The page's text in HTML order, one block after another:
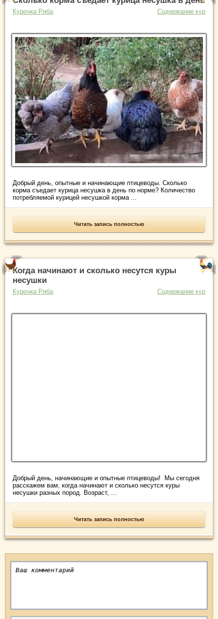
Курочка Ряба Содержание кур
Добрый день, опытные и начинающие птицеводы. Сколько
корма съедает курица несушка в день по норме? Количество
потребляемой курицей несушкой корма ...
Читать запись полностью
Когда начинают и сколько несутся куры
несушки
Курочка Ряба Содержание кур
Добрый день, начинающие и опытные птицеводы! Мы сегодня
расскажем вам, когда начинают и сколько несутся куры
несушки разных пород. Возраст, ...
Читать запись полностью